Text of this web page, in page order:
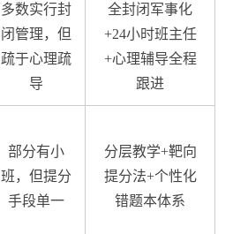
多数实行封
闭管理，但
疏于心理疏
导
全封闭军事化
+24小时班主任
+心理辅导全程
跟进
部分有小
班，但提分
手段单一
分层教学+靶向
提分法+个性化
错题本体系